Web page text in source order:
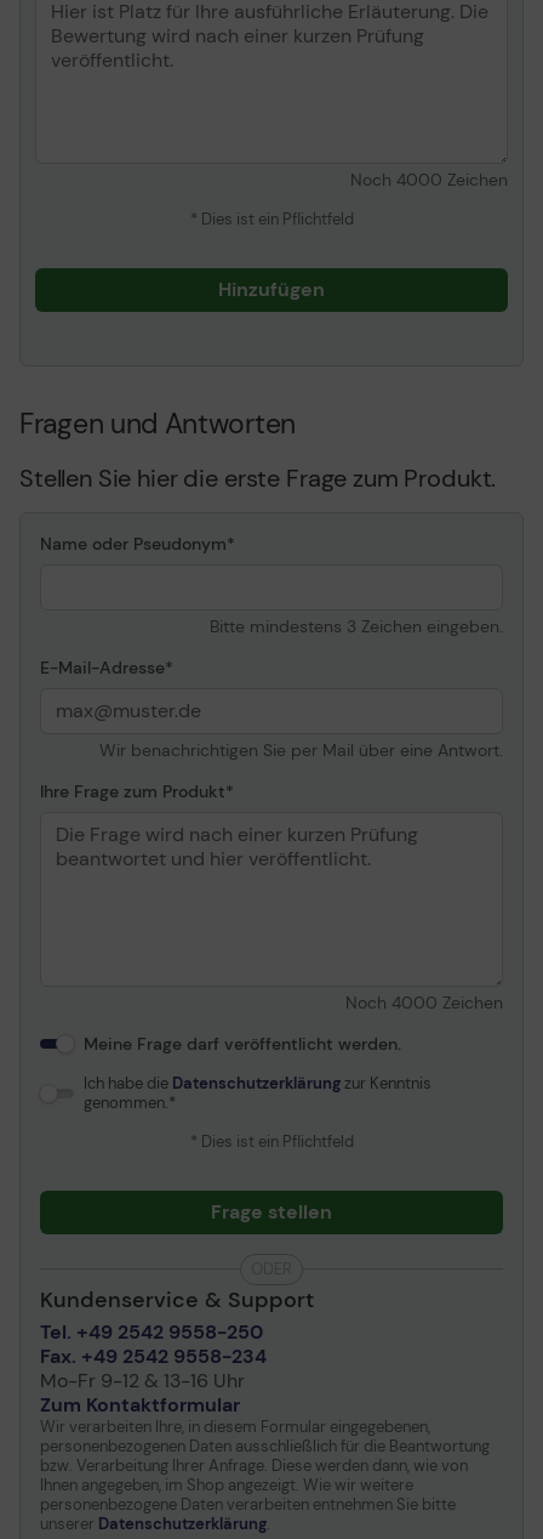
Noch 4000 Zeichen
* Dies ist ein Pflichtfeld
Hinzufügen
Fragen und Antworten
Stellen Sie hier die erste Frage zum Produkt.
Name oder Pseudonym
Bitte mindestens 3 Zeichen eingeben.
E-Mail-Adresse
Wir benachrichtigen Sie per Mail über eine Antwort.
Ihre Frage zum Produkt
Noch 4000 Zeichen
Meine Frage darf veröffentlicht werden.
Ich habe die Datenschutzerklärungzur Kenntnis
genommen.
* Dies ist ein Pflichtfeld
Frage stellen
Kundenservice & Support
Tel. +49 2542 9558-250
Fax. +49 2542 9558-234
Mo-Fr 9-12 & 13-16 Uhr
Zum Kontaktformular
Wir verarbeiten Ihre, in diesem Formular eingegebenen,
personenbezogenen Daten ausschließlich für die Beantwortung
bzw. Verarbeitung Ihrer Anfrage. Diese werden dann, wie von
Ihnen angegeben, im Shop angezeigt. Wie wir weitere
personenbezogene Daten verarbeiten entnehmen Sie bitte
unserer Datenschutzerklärung.